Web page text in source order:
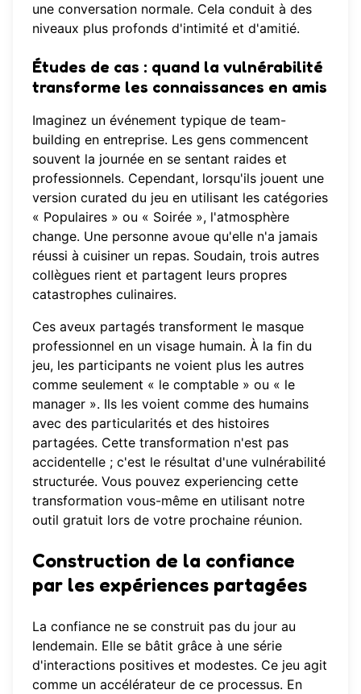
une conversation normale. Cela conduit à des
niveaux plus profonds d'intimité et d'amitié.
Études de cas : quand la vulnérabilité
transforme les connaissances en amis
Imaginez un événement typique de team-
building en entreprise. Les gens commencent
souvent la journée en se sentant raides et
professionnels. Cependant, lorsqu'ils jouent une
version curated du jeu en utilisant les catégories
« Populaires » ou « Soirée », l'atmosphère
change. Une personne avoue qu'elle n'a jamais
réussi à cuisiner un repas. Soudain, trois autres
collègues rient et partagent leurs propres
catastrophes culinaires.
Ces aveux partagés transforment le masque
professionnel en un visage humain. À la fin du
jeu, les participants ne voient plus les autres
comme seulement « le comptable » ou « le
manager ». Ils les voient comme des humains
avec des particularités et des histoires
partagées. Cette transformation n'est pas
accidentelle ; c'est le résultat d'une vulnérabilité
structurée. Vous pouvez experiencing cette
transformation vous-même en utilisant notre
outil gratuit lors de votre prochaine réunion.
Construction de la confiance
par les expériences partagées
La confiance ne se construit pas du jour au
lendemain. Elle se bâtit grâce à une série
d'interactions positives et modestes. Ce jeu agit
comme un accélérateur de ce processus. En